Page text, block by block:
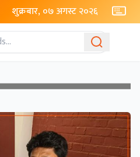
शुक्रबार, ०७ अगस्ट २०२६